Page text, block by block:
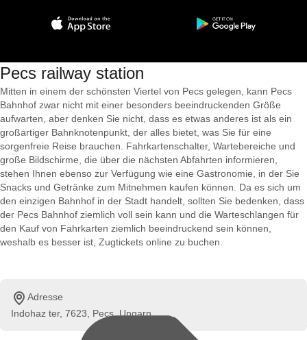
Pecs railway station
Mitten in einem der schönsten Viertel von Pecs gelegen, kann Pecs
Bahnhof zwar nicht mit einer besonders beeindruckenden Größe
aufwarten, aber denken Sie nicht, dass es etwas anderes ist als ein
großartiger Bahnknotenpunkt, der alles bietet, was Sie für eine
sorgenfreie Reise brauchen. Fahrkartenschalter, Wartebereiche und
große Bildschirme, die über die nächsten Abfahrten informieren,
stehen Ihnen ebenso zur Verfügung wie eine Gastronomie, in der Sie
Snacks und Getränke zum Mitnehmen kaufen können. Da es sich um
den einzigen Bahnhof in der Stadt handelt, sollten Sie bedenken, dass
der Pecs Bahnhof ziemlich voll sein kann und die Warteschlangen für
den Kauf von Fahrkarten ziemlich beeindruckend sein können,
weshalb es besser ist, Zugtickets online zu buchen.
Adresse
Indohaz ter, 7623, Pecs, Ungarn